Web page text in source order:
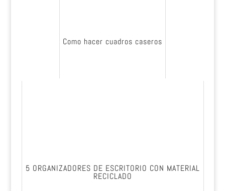
Como hacer cuadros caseros
5 ORGANIZADORES DE ESCRITORIO CON MATERIAL
RECICLADO